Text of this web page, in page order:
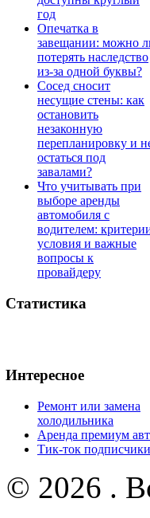
год
Опечатка в
завещании: можно
потерять наследство
из-за одной буквы?
Сосед сносит
несущие стены: как
остановить
незаконную
перепланировку и
остаться под
завалами?
Что учитывать при
выборе аренды
автомобиля с
водителем:
условия и важные
вопросы к
провайдеру
Статистика
Интересное
Ремонт или замена
холодильника
Аренда премиум
Тик-ток подписчики
© 2026 .